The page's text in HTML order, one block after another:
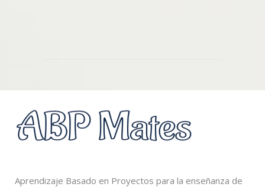
Aprendizaje Basado en Proyectos para la enseñanza de